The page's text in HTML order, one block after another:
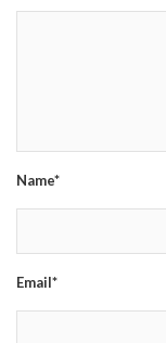
Name*
Email*